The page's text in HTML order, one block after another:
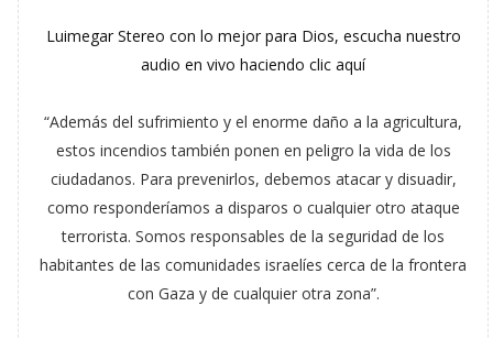
Luimegar Stereo con lo mejor para Dios, escucha nuestro
audio en vivo haciendo clic aquí
“Además del sufrimiento y el enorme daño a la agricultura,
estos incendios también ponen en peligro la vida de los
ciudadanos. Para prevenirlos, debemos atacar y disuadir,
como responderíamos a disparos o cualquier otro ataque
terrorista. Somos responsables de la seguridad de los
habitantes de las comunidades israelíes cerca de la frontera
con Gaza y de cualquier otra zona”.